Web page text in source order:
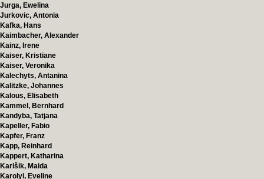
Jurga, Ewelina
Jurkovic, Antonia
Kafka, Hans
Kaimbacher, Alexander
Kainz, Irene
Kaiser, Kristiane
Kaiser, Veronika
Kalechyts, Antanina
Kalitzke, Johannes
Kalous, Elisabeth
Kammel, Bernhard
Kandyba, Tatjana
Kapeller, Fabio
Kapfer, Franz
Kapp, Reinhard
Kappert, Katharina
Karišik, Maida
Karolyi, Eveline